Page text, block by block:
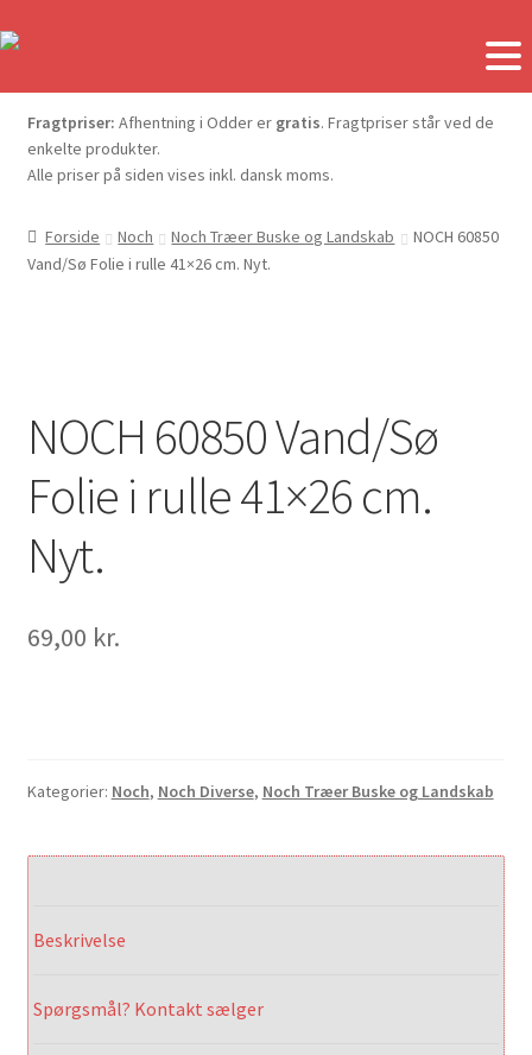
Fragtpriser: Afhentning i Odder er gratis. Fragtpriser står ved de
enkelte produkter.
Alle priser på siden vises inkl. dansk moms.
Forside Noch Noch Træer Buske og Landskab
NOCH 60850
Vand/Sø Folie i rulle 41×26 cm. Nyt.
NOCH 60850 Vand/Sø
Folie i rulle 41×26 cm.
Nyt.
69,00 kr.
Kategorier: Noch, Noch Diverse, Noch Træer Buske og Landskab
Beskrivelse
Spørgsmål? Kontakt sælger